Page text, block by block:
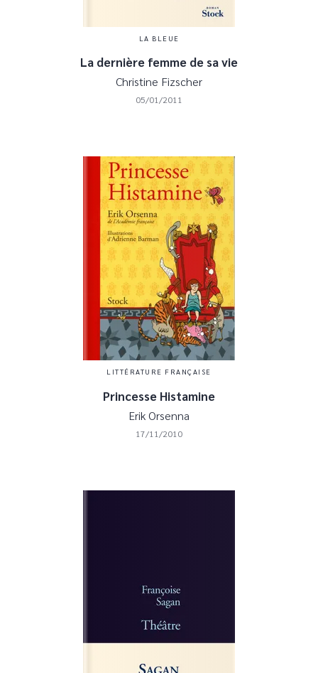
LA BLEUE
La dernière femme de sa vie
Christine Fizscher
05/01/2011
LITTÉRATURE FRANÇAISE
Princesse Histamine
Erik Orsenna
17/11/2010